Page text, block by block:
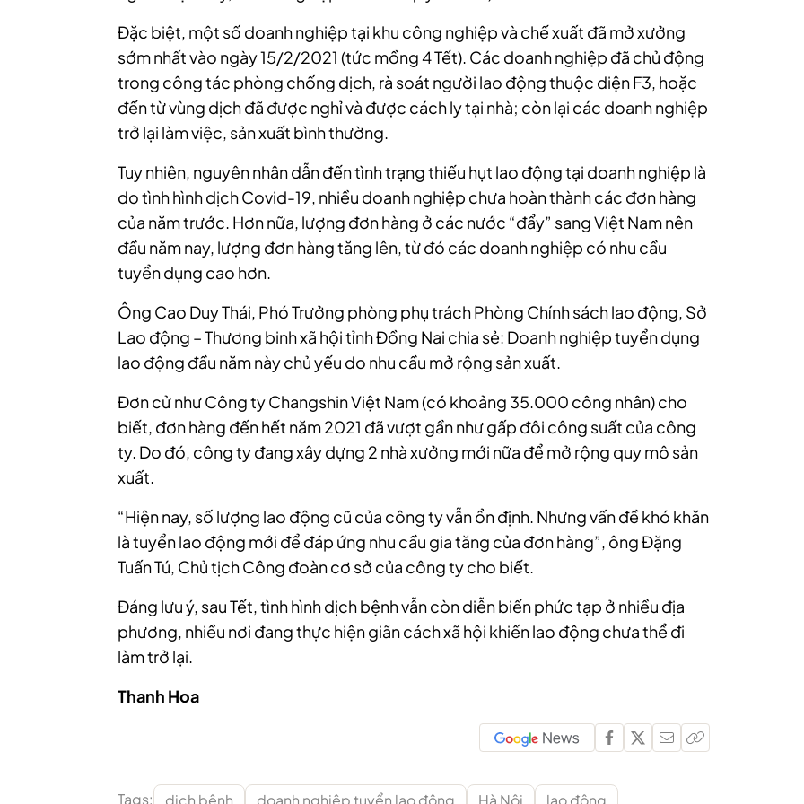
Đặc biệt, một số doanh nghiệp tại khu công nghiệp và chế xuất đã mở xưởng
sớm nhất vào ngày 15/2/2021 (tức mồng 4 Tết). Các doanh nghiệp đã chủ động
trong công tác phòng chống dịch, rà soát người lao động thuộc diện F3, hoặc
đến từ vùng dịch đã được nghỉ và được cách ly tại nhà; còn lại các doanh nghiệp
trở lại làm việc, sản xuất bình thường.
Tuy nhiên, nguyên nhân dẫn đến tình trạng thiếu hụt lao động tại doanh nghiệp là
do tình hình dịch Covid-19, nhiều doanh nghiệp chưa hoàn thành các đơn hàng
của năm trước. Hơn nữa, lượng đơn hàng ở các nước “đẩy” sang Việt Nam nên
đầu năm nay, lượng đơn hàng tăng lên, từ đó các doanh nghiệp có nhu cầu
tuyển dụng cao hơn.
Ông Cao Duy Thái, Phó Trưởng phòng phụ trách Phòng Chính sách lao động, Sở
Lao động – Thương binh xã hội tỉnh Đồng Nai chia sẻ: Doanh nghiệp tuyển dụng
lao động đầu năm này chủ yếu do nhu cầu mở rộng sản xuất.
Đơn cử như Công ty Changshin Việt Nam (có khoảng 35.000 công nhân) cho
biết, đơn hàng đến hết năm 2021 đã vượt gần như gấp đôi công suất của công
ty. Do đó, công ty đang xây dựng 2 nhà xưởng mới nữa để mở rộng quy mô sản
xuất.
“Hiện nay, số lượng lao động cũ của công ty vẫn ổn định. Nhưng vấn đề khó khăn
là tuyển lao động mới để đáp ứng nhu cầu gia tăng của đơn hàng”, ông Đặng
Tuấn Tú, Chủ tịch Công đoàn cơ sở của công ty cho biết.
Đáng lưu ý, sau Tết, tình hình dịch bệnh vẫn còn diễn biến phức tạp ở nhiều địa
phương, nhiều nơi đang thực hiện giãn cách xã hội khiến lao động chưa thể đi
làm trở lại.
Thanh Hoa
Tags: dịch bệnh doanh nghiệp tuyển lao động Hà Nội lao động